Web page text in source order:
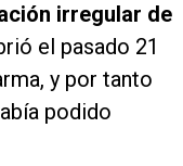
irregular de
el pasado 21
y por tanto
podido